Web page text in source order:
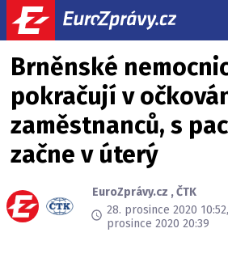
Brněnské
pokračují v
zaměstnanců, s
začne v úterý
EuroZprávy.cz ,ČTK
28. prosince 2020
prosince 2020 20:39